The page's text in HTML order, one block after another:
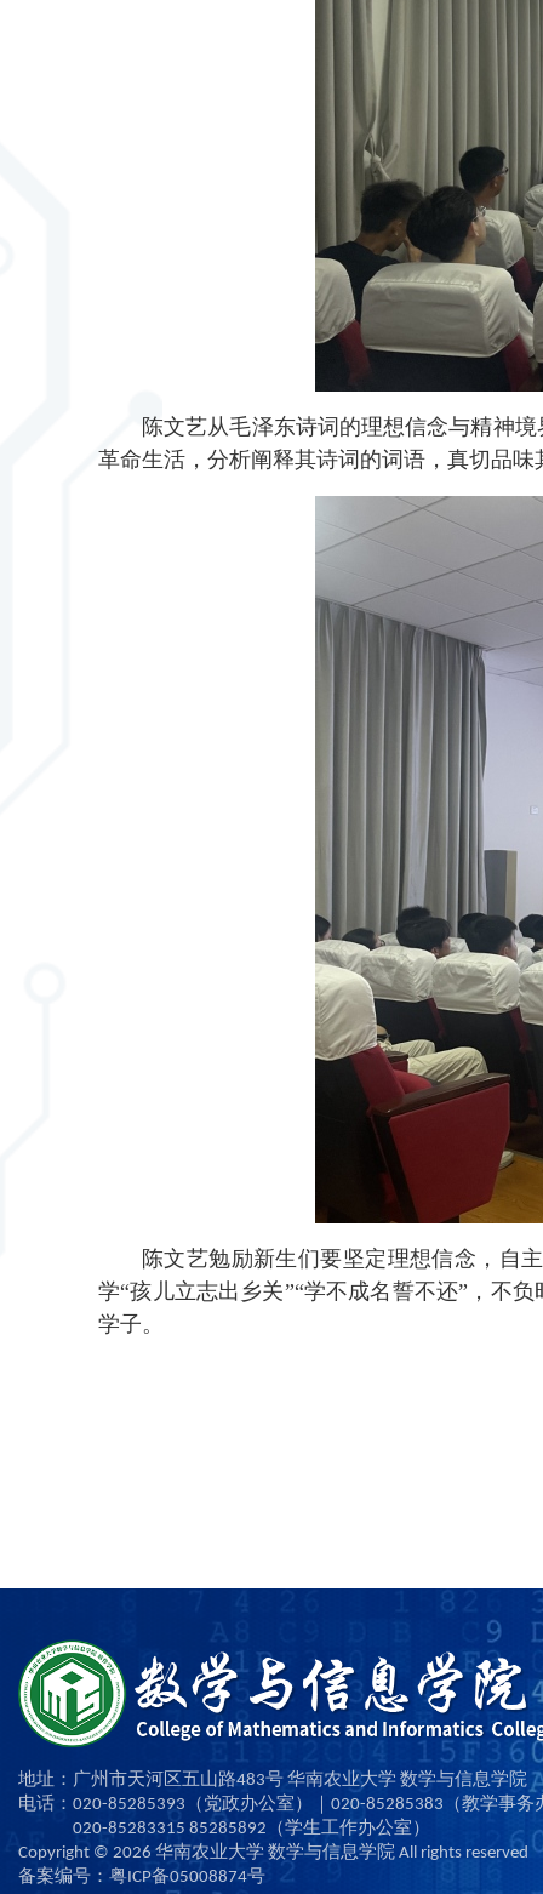
陈文艺从毛泽东诗词的理想信念与精神境
革命生活，分析阐释其诗词的词语 ， 真切品味
陈文艺勉励新生们要坚定理想信念， 自
学“孩儿立志出乡关”“学不成名誓不还”，不
学子。
地址：广州市天河区五山路483号 华南农业大学 数学与信息学院
电话：020-85285393（党政办公室）｜020-85285383（教学事务
020-85283315 85285892（学生工作办公室）
Copyright © 2026 华南农业大学 数学与信息学院 All rights reserved
备案编号：粤ICP备05008874号